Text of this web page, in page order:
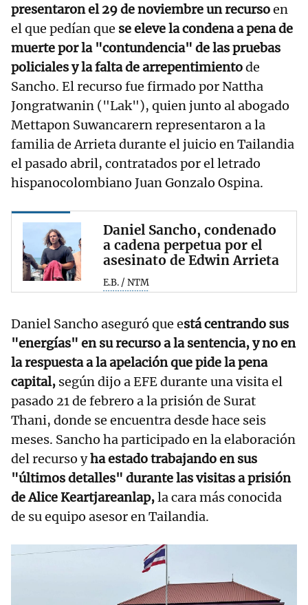
presentaron el 29 de noviembre un recursoen
el que pedían que se eleve la condena a pena de
muerte por la "contundencia" de las pruebas
policiales y la falta de arrepentimientode
Sancho. El recurso fue firmado por Nattha
Jongratwanin ("Lak"), quien junto al abogado
Mettapon Suwancarern representaron a la
familia de Arrieta durante el juicio en Tailandia
el pasado abril, contratados por el letrado
hispanocolombiano Juan Gonzalo Ospina.
Daniel Sancho, condenado
a cadena perpetua por el
asesinato de Edwin Arrieta
E.B. / NTM
Daniel Sancho aseguró que está centrando sus
"energías" en su recurso a la sentencia, y no en
la respuesta a la apelación que pide la pena
capital, según dijo a EFE durante una visita el
pasado 21 de febrero a la prisión de Surat
Thani, donde se encuentra desde hace seis
meses. Sancho ha participado en la elaboración
del recurso yha estado trabajando en sus
"últimos detalles" durante las visitas a prisión
de Alice Keartjareanlap,la cara más conocida
de su equipo asesor en Tailandia.